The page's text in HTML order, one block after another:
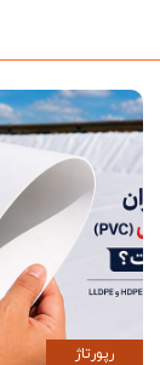
رپورتاژ